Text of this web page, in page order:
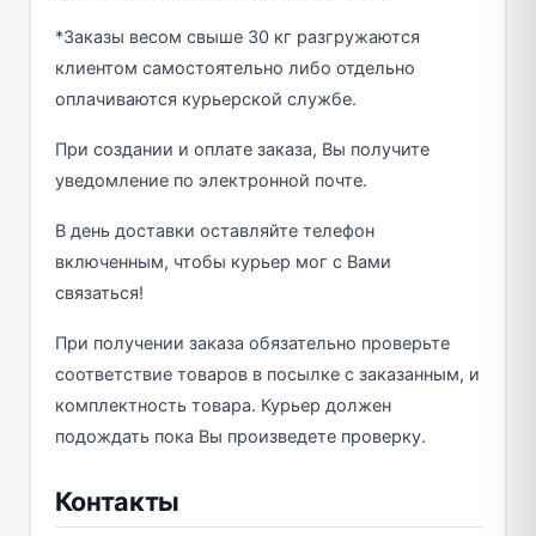
*Заказы весом свыше 30 кг разгружаются
клиентом самостоятельно либо отдельно
оплачиваются курьерской службе.
При создании и оплате заказа, Вы получите
уведомление по электронной почте.
В день доставки оставляйте телефон
включенным, чтобы курьер мог с Вами
связаться!
При получении заказа обязательно проверьте
соответствие товаров в посылке с заказанным, и
комплектность товара. Курьер должен
подождать пока Вы произведете проверку.
Контакты